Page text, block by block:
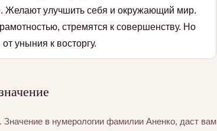
Желают улучшить себя и окружающий мир.
стремятся к совершенству. Но
уныния к восторгу.
. Значение в нумерологии фамилии Аненко, даст вам